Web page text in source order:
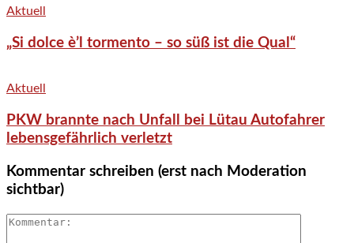
Aktuell
„Si dolce è’l tormento – so süß ist die Qual“
Aktuell
PKW brannte nach Unfall bei Lütau Autofahrer
lebensgefährlich verletzt
Kommentar schreiben (erst nach Moderation
sichtbar)